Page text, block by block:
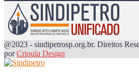
@2023 - sindipetrosp.org.br. Direitos
porCrioula Design